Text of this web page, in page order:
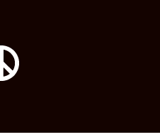
содержимому